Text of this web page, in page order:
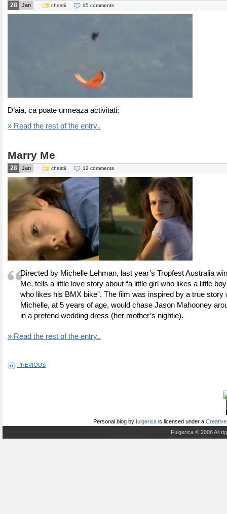
28 Jan chestii 15 comments
D’aia, ca poate urmeaza activitati:
» Read the rest of the entry..
Marry Me
28 Jan chestii 12 comments
Directed by Michelle Lehman, last year’s Tropfest Australia
Me, tells a little love story about “a little girl who likes a little
who likes his BMX bike”. The film was inspired by a true story
Michelle, at 5 years of age, would chase Jason Mahooney
in a pretend wedding dress (her mother’s nightie).
» Read the rest of the entry..
PREVIOUS
Personal blog by fulgerica is licensed under a
Fulgerica © 2006 All